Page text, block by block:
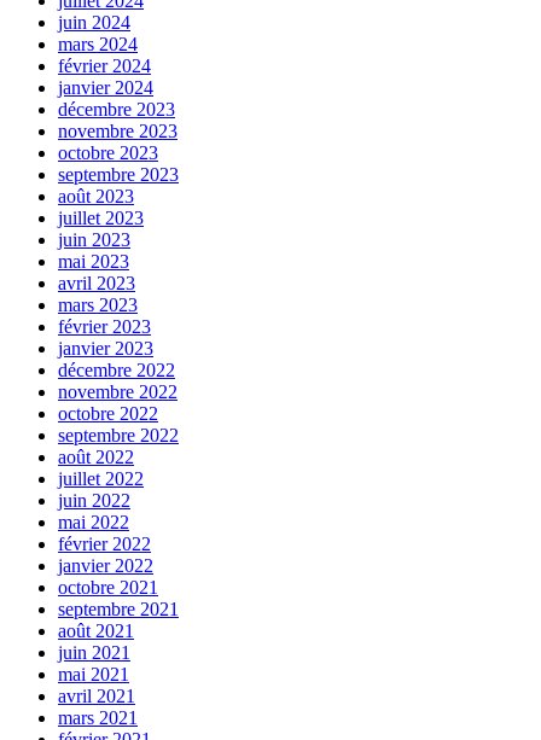
juin 2024
mars 2024
février 2024
janvier 2024
décembre 2023
novembre 2023
octobre 2023
septembre 2023
août 2023
juillet 2023
juin 2023
mai 2023
avril 2023
mars 2023
février 2023
janvier 2023
décembre 2022
novembre 2022
octobre 2022
septembre 2022
août 2022
juillet 2022
juin 2022
mai 2022
février 2022
janvier 2022
octobre 2021
septembre 2021
août 2021
juin 2021
mai 2021
avril 2021
mars 2021